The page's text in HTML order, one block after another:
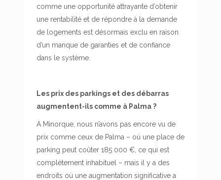
comme une opportunité attrayante d’obtenir
une rentabilité et de répondre à la demande
de logements est désormais exclu en raison
d’un manque de garanties et de confiance
dans le système.
Les prix des parkings et des débarras
augmentent-ils comme à Palma ?
À Minorque, nous n’avons pas encore vu de
prix comme ceux de Palma – où une place de
parking peut coûter 185 000 €, ce qui est
complètement inhabituel – mais il y a des
endroits où une augmentation significative a